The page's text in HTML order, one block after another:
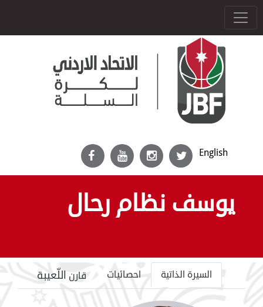
English
يوسف نظام رحال
السيرة الذاتية احصائيات قارن اللّعيبة